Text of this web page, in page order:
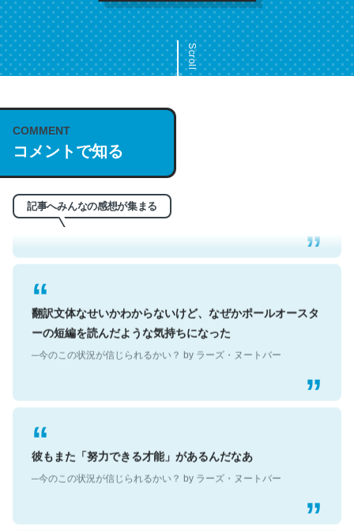
Scroll
COMMENT
コメントで知る
記事へみんなの感想が集まる
これは名文。彼はとてもクレバーなんだろうなと凄く思
う。英語少しでも読める人は原文もお勧め。自分はこの流
─今のこの状況が信じられるかい？ by ラーズ・ヌートバー
翻訳文体なせいかわからないけど、なぜかポールオースタ
ーの短編を読んだような気持ちになった
─今のこの状況が信じられるかい？ by ラーズ・ヌートバー
彼もまた「努力できる才能」があるんだなあ
─今のこの状況が信じられるかい？ by ラーズ・ヌートバー